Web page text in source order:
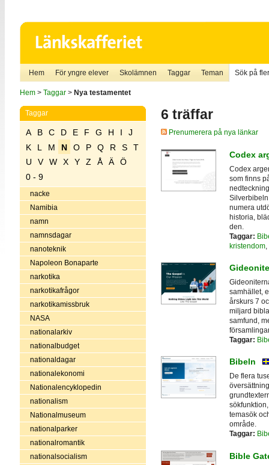
Hem För yngre elever Skolämnen Taggar Teman Sök på
Hem> Taggar> Nya testamentet
Taggar
A B C D E F G H I
J
K
L M N O P Q R S
T
U
V W X Y Z Å Ä
Ö
0 - 9
nacke
Namibia
namn
namnsdagar
nanoteknik
Napoleon Bonaparte
narkotika
narkotikafrågor
narkotikamissbruk
NASA
nationalarkiv
nationalbudget
nationaldagar
nationalekonomi
Nationalencyklopedin
nationalism
Nationalmuseum
nationalparker
nationalromantik
nationalsocialism
6 träffar
Prenumerera på nya länkar
Codex
Codex
som finns
numera
historia,
den.
Taggar:
kristendom,
samhället,
årskurs 7
miljard
samfund,
Taggar:
Bibeln
De flera
temasök
område.
Taggar:
Bible